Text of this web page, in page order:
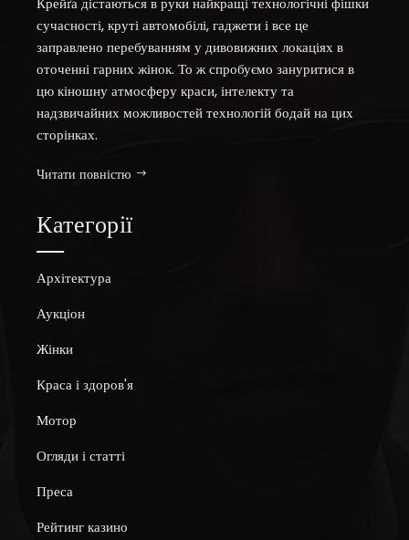
сучасності, круті автомобілі, гаджети і все це
заправлено перебуванням у дивовижних локаціях в
оточенні гарних жінок. То ж спробуємо зануритися в
цю кіношну атмосферу краси, інтелекту та
надзвичайних можливостей технологій бодай на цих
сторінках.
Читати повністю
Категорії
Архітектура
Аукціон
Жінки
Краса і здоров'я
Мотор
Огляди і статті
Преса
Рейтинг казино